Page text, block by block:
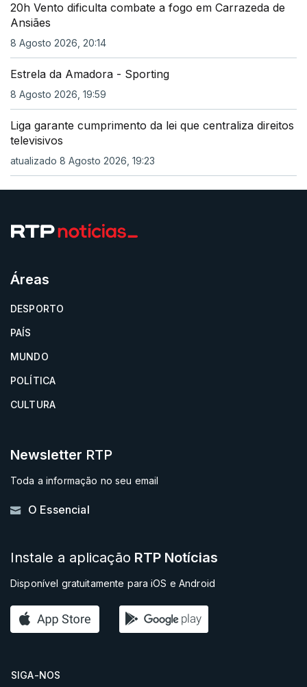
20h Vento dificulta combate a fogo em Carrazeda de
Ansiães
8 Agosto 2026, 20:14
Estrela da Amadora - Sporting
8 Agosto 2026, 19:59
Liga garante cumprimento da lei que centraliza direitos
televisivos
atualizado 8 Agosto 2026, 19:23
Áreas
DESPORTO
PAÍS
MUNDO
POLÍTICA
CULTURA
Newsletter RTP
Toda a informação no seu email
O Essencial
Instale a aplicação RTP Notícias
Disponível gratuitamente para iOS e Android
SIGA-NOS